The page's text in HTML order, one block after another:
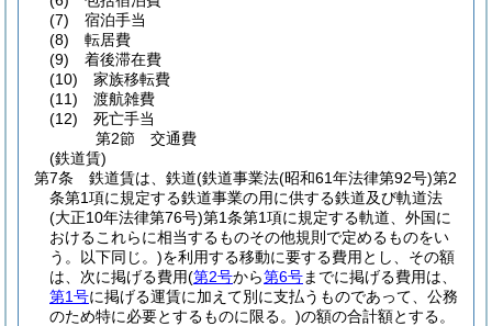
(7)
宿泊手当
(8)
転居費
(9)
着後滞在費
(10)
家族移転費
(11)
渡航雑費
(12)
死亡手当
第2節
交通費
(鉄道賃)
第7条
鉄道賃は、鉄道(鉄道事業法(昭和61年法律第92号)第2
条第1項に規定する鉄道事業の用に供する鉄道及び軌道法
(大正10年法律第76号)第1条第1項に規定する軌道、外国に
おけるこれらに相当するものその他規則で定めるものをい
う。以下同じ。)を利用する移動に要する費用とし、その額
は、次に掲げる費用(第2号から第6号までに掲げる費用は、
第1号に掲げる運賃に加えて別に支払うものであって、公務
のため特に必要とするものに限る。)の額の合計額とする。